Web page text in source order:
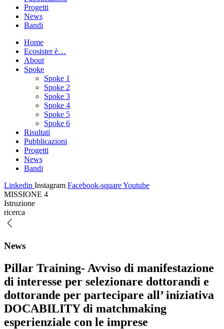
Progetti
News
Bandi
Home
Ecosister è…
About
Spoke
Spoke 1
Spoke 2
Spoke 3
Spoke 4
Spoke 5
Spoke 6
Risultati
Pubblicazioni
Progetti
News
Bandi
Linkedin Instagram Facebook-squareYoutube
MISSIONE 4
Istruzione
ricerca
News
Pillar Training- Avviso di manifestazione
di interesse per selezionare dottorandi e
dottorande per partecipare all’ iniziativa
DOCABILITY di matchmaking
esperienziale con le imprese